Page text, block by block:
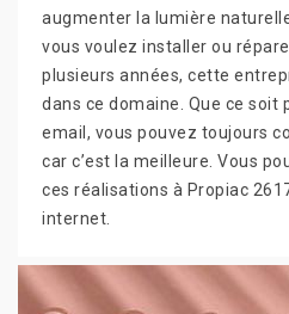
augmenter la lumière
vous voulez installer ou
plusieurs années, cette
dans ce domaine. Que ce soit
email, vous pouvez toujours
car c’est la meilleure. Vous
ces réalisations à Propiac
internet.